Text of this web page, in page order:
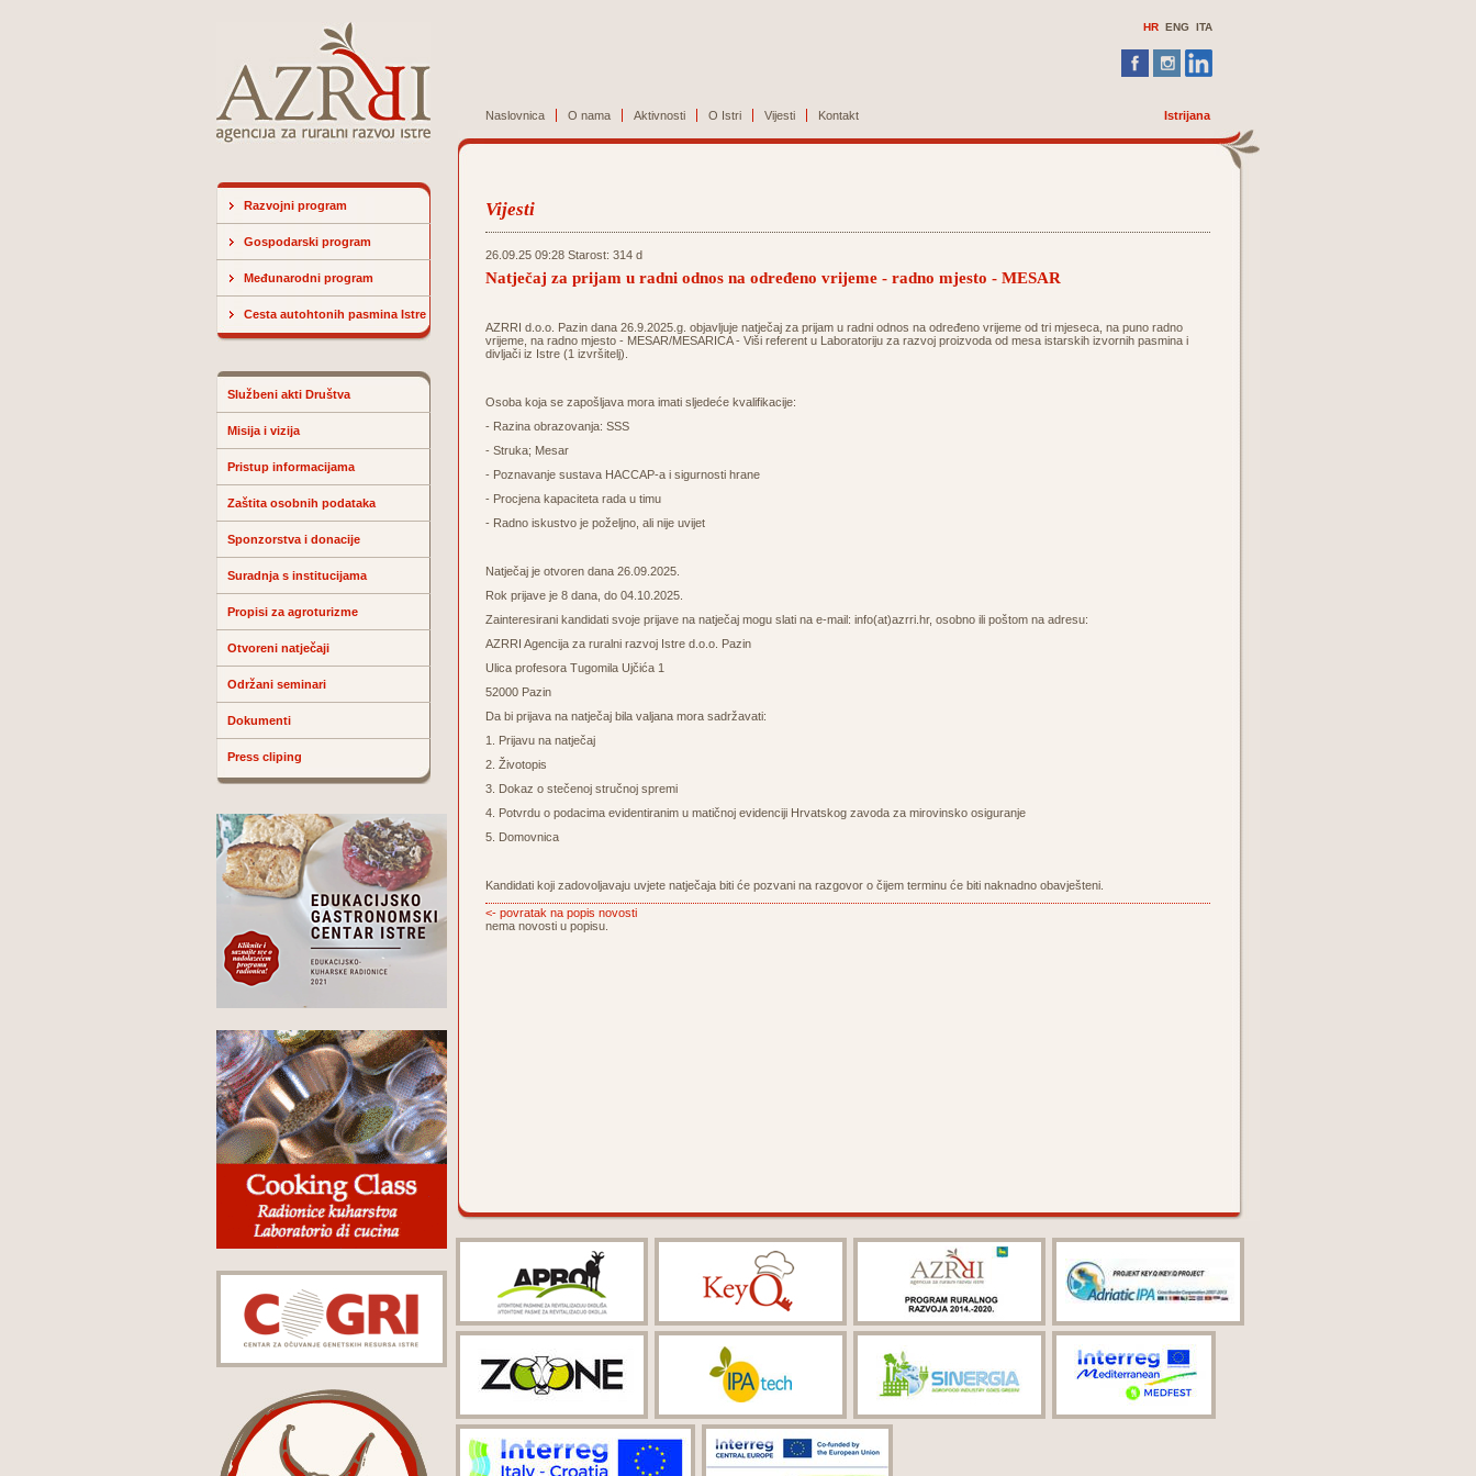
HR ENG ITA
Naslovnica O nama Aktivnosti O Istri Vijesti Kontakt Istrijana
Razvojni program
Gospodarski program
Međunarodni program
Cesta autohtonih pasmina Istre
Službeni akti Društva
Misija i vizija
Pristup informacijama
Zaštita osobnih podataka
Sponzorstva i donacije
Suradnja s institucijama
Propisi za agroturizme
Otvoreni natječaji
Održani seminari
Dokumenti
Press cliping
Vijesti
26.09.25 09:28 Starost: 314 d
Natječaj za prijam u radni odnos na određeno vrijeme - radno mjesto - MESAR
AZRRI d.o.o. Pazin dana 26.9.2025.g. objavljuje natječaj za prijam u radni odnos na određeno vrijeme od tri mjeseca, na puno radno
vrijeme, na radno mjesto - MESAR/MESARICA - Viši referent u Laboratoriju za razvoj proizvoda od mesa istarskih izvornih pasmina i
divljači iz Istre (1 izvršitelj).
Osoba koja se zapošljava mora imati sljedeće kvalifikacije:
- Razina obrazovanja: SSS
- Struka; Mesar
- Poznavanje sustava HACCAP-a i sigurnosti hrane
- Procjena kapaciteta rada u timu
- Radno iskustvo je poželjno, ali nije uvijet
Natječaj je otvoren dana 26.09.2025.
Rok prijave je 8 dana, do 04.10.2025.
Zainteresirani kandidati svoje prijave na natječaj mogu slati na e-mail: info(at)azrri.hr, osobno ili poštom na adresu:
AZRRI Agencija za ruralni razvoj Istre d.o.o. Pazin
Ulica profesora Tugomila Ujčića 1
52000 Pazin
Da bi prijava na natječaj bila valjana mora sadržavati:
1. Prijavu na natječaj
2. Životopis
3. Dokaz o stečenoj stručnoj spremi
4. Potvrdu o podacima evidentiranim u matičnoj evidenciji Hrvatskog zavoda za mirovinsko osiguranje
5. Domovnica
Kandidati koji zadovoljavaju uvjete natječaja biti će pozvani na razgovor o čijem terminu će biti naknadno obavješteni.
<- povratak na popis novosti
nema novosti u popisu.